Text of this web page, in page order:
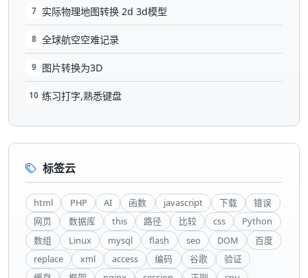
7 实际物理地图转换 2d 3d模型
8 全球航空空难记录
9 图片转换为3D
10 练习打字,熟悉键盘
标签云
html PHP AI 函数 javascript 下载
错误
网页
数据库 this 路径 比较 css
Python
数组
Linux mysql flash seo DOM
百度
replace
xml access 编码 谷歌
验证